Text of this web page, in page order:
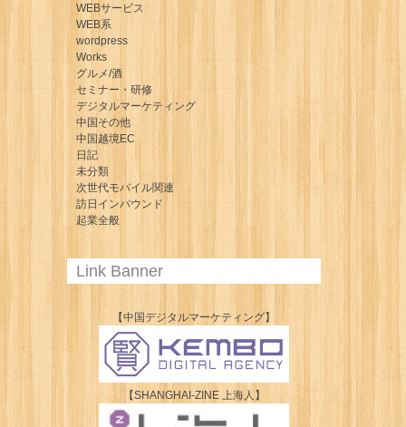
WEBサービス
WEB系
wordpress
Works
グルメ/酒
セミナー・研修
デジタルマーケティング
中国その他
中国越境EC
日記
未分類
次世代モバイル関連
訪日インバウンド
起業全般
Link Banner
【中国デジタルマーケティング】
【SHANGHAI-ZINE 上海人】